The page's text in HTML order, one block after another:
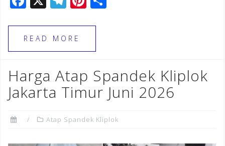
c
e
o
o
k
e
gr
m
te
r
st
READ MORE
Harga Atap Spandek Kliplok
Jakarta Timur Juni 2026
Atap Spandek Kliplok